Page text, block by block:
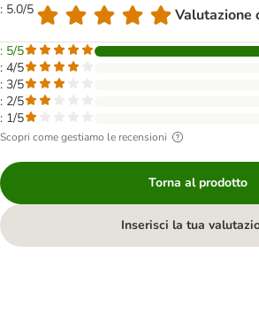
: 5.0/5 Valutazione
: 5/5
: 4/5
: 3/5
: 2/5
: 1/5
Scopri come gestiamo le recensioni
Torna al prodotto
Inserisci la tua